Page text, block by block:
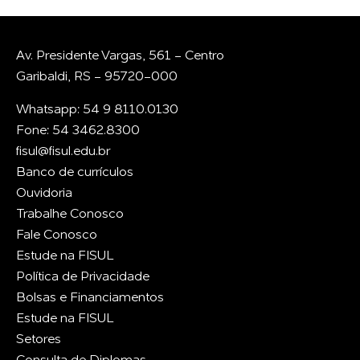
Av. Presidente Vargas, 561 - Centro
Garibaldi, RS - 95720-000
Whatsapp: 54 9 8110.0130
Fone: 54 3462.8300
fisul@fisul.edu.br
Banco de currículos
Ouvidoria
Trabalhe Conosco
Fale Conosco
Estude na FISUL
Política de Privacidade
Bolsas e Financiamentos
Estude na FISUL
Setores